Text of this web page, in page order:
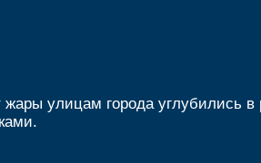
улицам города углубились в